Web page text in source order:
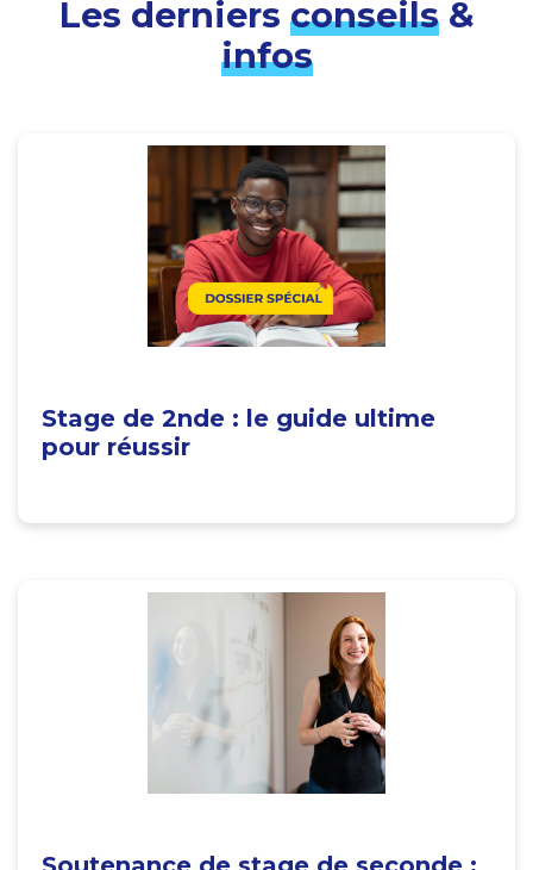
Les derniers conseils&
infos
Stage de 2nde : le guide ultime
pour réussir